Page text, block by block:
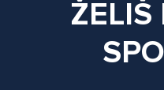
ŽELIŠ